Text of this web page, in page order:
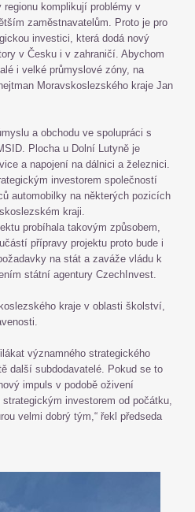
komplikují problémy v
zaměstnavatelům. Proto je pro
investici, která dodá nový
v Česku i v zahraničí. Abychom
i velké průmyslové zóny, na
Moravskoslezského kraje Jan
a obchodu ve spolupráci s
Plocha u Dolní Lutyně je
a napojení na dálnici a železnici.
investorem společností
automobilky na některých pozicích
kraji.
probíhala takovým způsobem,
přípravy projektu proto bude i
na stát a zaváže vládu k
státní agentury CzechInvest.
kraje v oblasti školství,
významného strategického
další subdodavatelé. Pokud se to
impuls v podobě oživení
investorem od počátku,
velmi dobrý tým,“ řekl předseda
Kurzy.cz